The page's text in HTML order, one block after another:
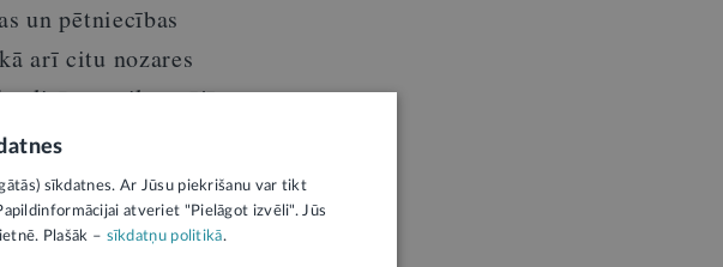
un pētniecības
arī citu nozares
un ilgtspējīga
EKOSISTĒMA: EIT FOOD
sīkdatnes. Ar Jūsu piekrišanu var tikt
atveriet "Pielāgot izvēli". Jūs
Plašāk – sīkdatņu politikā.